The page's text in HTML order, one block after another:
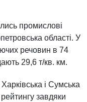
промислові
області. У
речовин в 74
29,6 т/кв. км.
і Сумська
завдяки